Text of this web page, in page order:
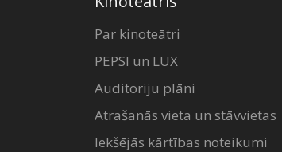
Par kinoteātri
PEPSI un LUX
Auditoriju plāni
Atrašanās vieta un stāvvietas
Iekšējās kārtības noteikumi